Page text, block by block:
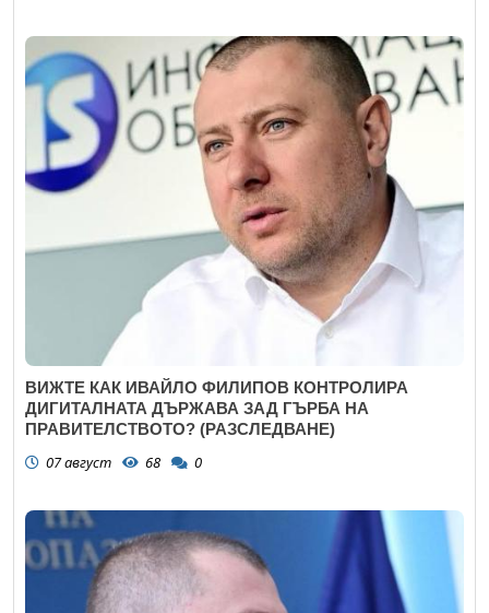
ВИЖТЕ КАК ИВАЙЛО ФИЛИПОВ КОНТРОЛИРА
ДИГИТАЛНАТА ДЪРЖАВА ЗАД ГЪРБА НА
ПРАВИТЕЛСТВОТО? (РАЗСЛЕДВАНЕ)
07 август 68 0